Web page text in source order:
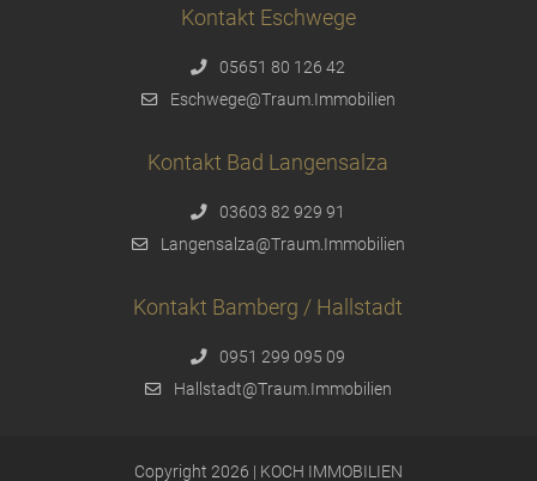
Kontakt Eschwege
05651 80 126 42
Eschwege@Traum.Immobilien
Kontakt Bad Langensalza
03603 82 929 91
Langensalza@Traum.Immobilien
Kontakt Bamberg / Hallstadt
0951 299 095 09
Hallstadt@Traum.Immobilien
Copyright 2026 | KOCH IMMOBILIEN